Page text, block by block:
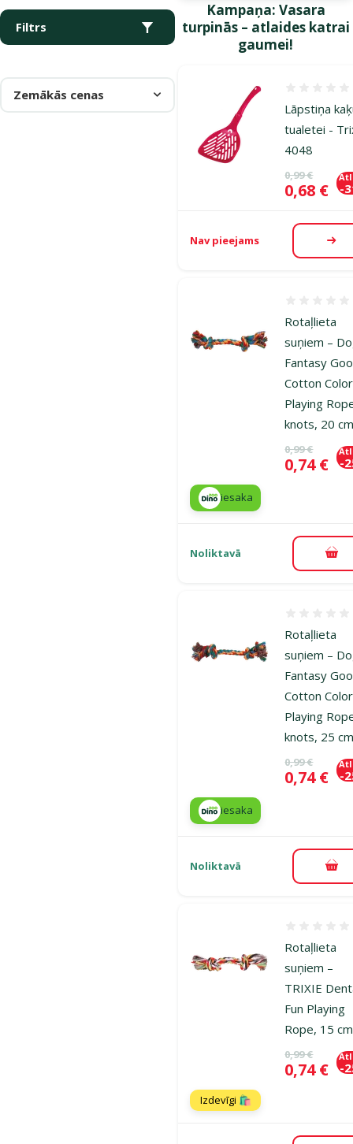
Filtrs
Kampaņa: Vasara
turpinās – atlaides katrai
gaumei!
Zemākās cenas
Lāpstiņa
tualetei -
4048
Oriģinālā
0,99 €
Cena
0,68 € -
Nav pieejams
Rotaļlieta
suņiem –
Fantasy
Cotton
Playing
knots, 20
Oriģinālā
0,99 €
Cena
0,74 € -
iesaka
Noliktavā
Rotaļlieta
suņiem –
Fantasy
Cotton
Playing
knots, 25
Oriģinālā
0,99 €
Cena
0,74 € -
iesaka
Noliktavā
Rotaļlieta
suņiem –
TRIXIE
Fun Playing
Rope, 15 cm
Oriģinālā
0,99 €
Cena
0,74 € -
Izdevīgi 🛍️